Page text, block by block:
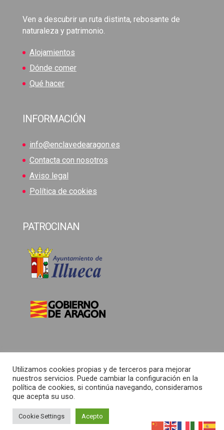
Ven a descubrir un ruta distinta, rebosante de
naturaleza y patrimonio.
Alojamientos
Dónde comer
Qué hacer
INFORMACIÓN
info@enclavedearagon.es
Contacta con nosotros
Aviso legal
Política de cookies
PATROCINAN
Desarrollado por
Utilizamos cookies propias y de terceros para mejorar
nuestros servicios. Puede cambiar la configuración en la
política de cookies, si continúa navegando, consideramos
que acepta su uso.
Cookie Settings Acepto